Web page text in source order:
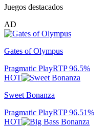
Juegos destacados
AD
Gates of Olympus
Pragmatic PlayRTP96.5%
HOT
Sweet Bonanza
Pragmatic PlayRTP96.51%
HOT